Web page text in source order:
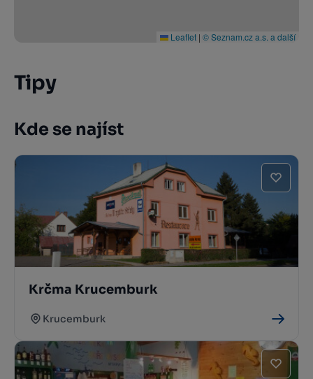
Leaflet | © Seznam.cz a.s. a další
Tipy
Kde se najíst
Krčma Krucemburk
Krucemburk